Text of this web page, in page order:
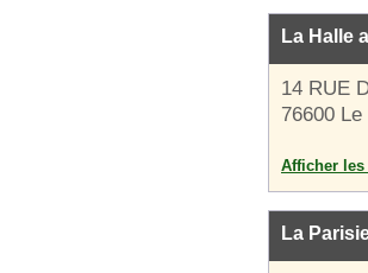
La Halle
14 RUE
76600
Afficher
La